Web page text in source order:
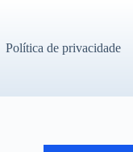
Política de privacidade